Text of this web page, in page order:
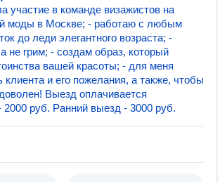
участие в команде визажистов на
моды в Москве; - работаю с любым
до леди элегантного возраста; -
не грим; - создам образ, который
вашей красоты; - для меня
и его пожелания, а также, чтобы
Выезд оплачивается
2000 руб. Ранний выезд - 3000 руб.